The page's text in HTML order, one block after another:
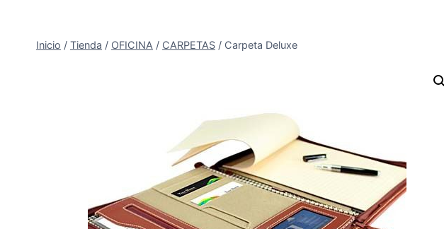
Inicio / Tienda / OFICINA / CARPETAS / Carpeta Deluxe